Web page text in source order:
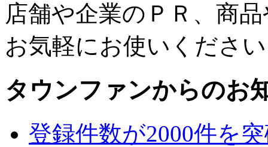
店舗や企業のＰＲ、商
お気軽にお使いくださ
タウンファンからのお
登録件数が2000件を